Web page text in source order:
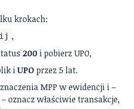
krokach:
,
200 i pobierz UPO,
iUPO przez 5 lat.
MPP w ewidencji i –
oznacz właściwie transakcje,